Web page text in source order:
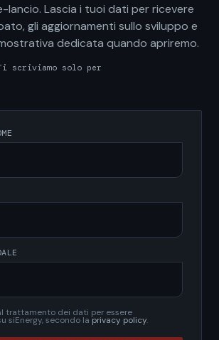
lancio. Lascia i tuoi dati per ricevere
gli aggiornamenti sullo sviluppo e
dedicata quando apriremo.
Ti scriviamo solo per
trattamento dei dati per essere
siEnergy, secondo la privacy policy.